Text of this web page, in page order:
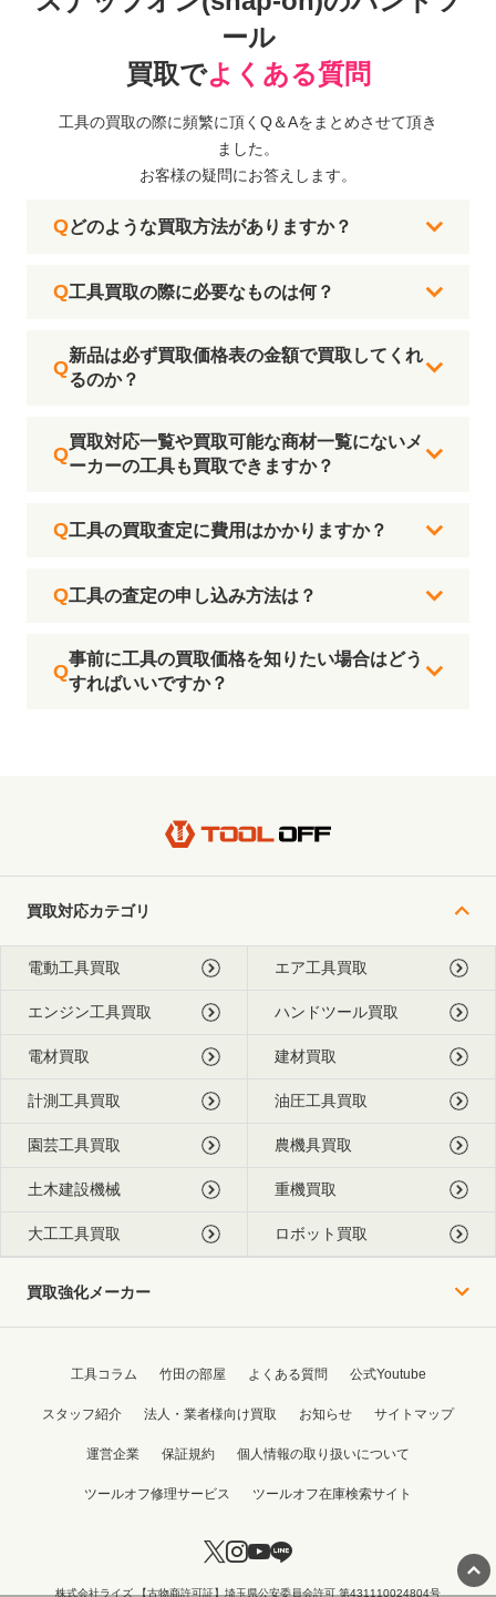
ール
買取でよくある質問
工具の買取の際に頻繁に頂くQ＆Aをまとめさせて頂き
ました。
お客様の疑問にお答えします。
どのような買取方法がありますか？
工具買取の際に必要なものは何？
新品は必ず買取価格表の金額で買取してくれ
るのか？
買取対応一覧や買取可能な商材一覧にないメ
ーカーの工具も買取できますか？
工具の買取査定に費用はかかりますか？
工具の査定の申し込み方法は？
事前に工具の買取価格を知りたい場合はどう
すればいいですか？
買取対応カテゴリ
電動工具買取 エア工具買取
エンジン工具買取 ハンドツール買取
電材買取 建材買取
計測工具買取 油圧工具買取
園芸工具買取 農機具買取
土木建設機械 重機買取
大工工具買取 ロボット買取
買取強化メーカー
工具コラム 竹田の部屋 よくある質問 公式Youtube
スタッフ紹介 法人・業者様向け買取 お知らせ サイトマップ
運営企業 保証規約 個人情報の取り扱いについて
ツールオフ修理サービス ツールオフ在庫検索サイト
株式会社ライズ 【古物商許可証】埼玉県公安委員会許可 第431110024804号